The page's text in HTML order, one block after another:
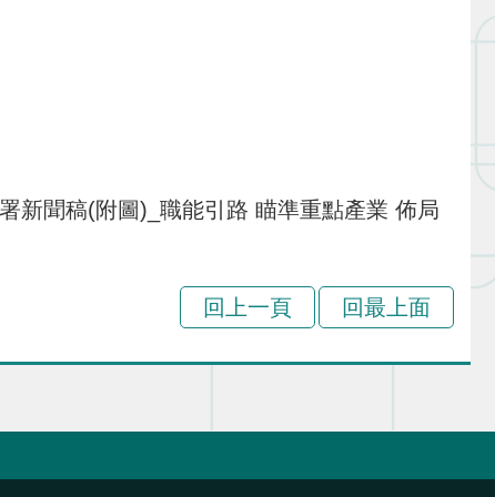
新聞稿(附圖)_職能引路 瞄準重點產業 佈局
回上一頁 回最上面